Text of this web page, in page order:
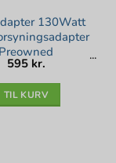
130Watt
Preowned
595 kr.
TIL KURV